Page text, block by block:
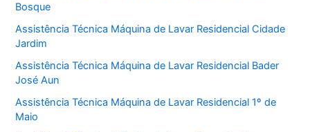
Bosque
Assistência Técnica Máquina de Lavar Residencial Cidade
Jardim
Assistência Técnica Máquina de Lavar Residencial Bader
José Aun
Assistência Técnica Máquina de Lavar Residencial 1º de
Maio